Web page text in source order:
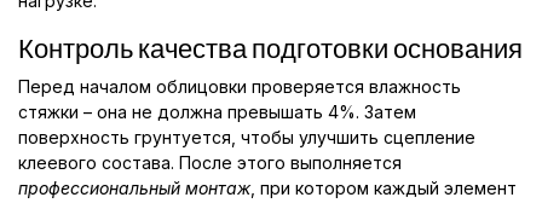
Контроль качества подготовки основания
Перед началом облицовки проверяется влажность
стяжки – она не должна превышать 4%. Затем
поверхность грунтуется, чтобы улучшить сцепление
клеевого состава. После этого выполняется
профессиональный монтаж, при котором каждый элемент